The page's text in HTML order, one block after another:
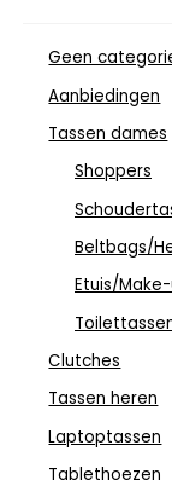
Geen
Aanbiedingen
Tassen dames
Shoppers
Beltbags/
Etuis/
Clutches
Tassen heren
Laptoptassen
Tablethoezen